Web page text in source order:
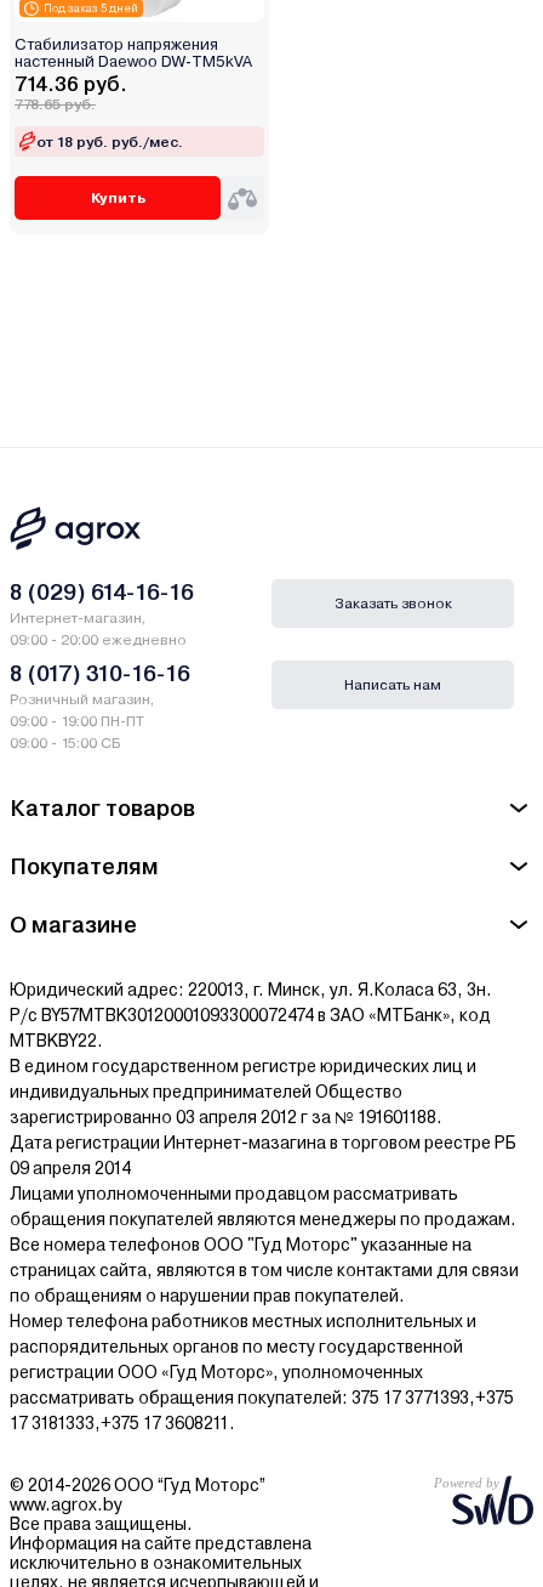
Под заказ 5 дней
Стабилизатор напряжения
настенный Daewoo DW-TM5kVA
714.36 руб.
778.65 руб.
от 18 руб. руб./мес.
Купить
Каталог товаров
Покупателям
О магазине
Юридический адрес: 220013, г. Минск, ул. Я.Коласа 63, 3н.
Р/с BY57MTBK30120001093300072474 в ЗАО «МТБанк», код
MTBKBY22.
В едином государственном регистре юридических лиц и
индивидуальных предпринимателей Общество
зарегистрированно 03 апреля 2012 г за № 191601188.
Дата регистрации Интернет-мазагина в торговом реестре РБ
09 апреля 2014
Лицами уполномоченными продавцом рассматривать
обращения покупателей являются менеджеры по продажам.
Все номера телефонов ООО "Гуд Моторс" указанные на
страницах сайта, являются в том числе контактами для связи
по обращениям о нарушении прав покупателей.
Номер телефона работников местных исполнительных и
распорядительных органов по месту государственной
регистрации ООО «Гуд Моторс», уполномоченных
рассматривать обращения покупателей: 375 17 3771393,+375
17 3181333,+375 17 3608211.
8 (029) 614-16-16
Интернет-магазин,
09:00 - 20:00 ежедневно
8 (017) 310-16-16
Розничный магазин,
09:00 - 19:00 ПН-ПТ
09:00 - 15:00 СБ
Заказать звонок
Написать нам
© 2014-2026 ООО “Гуд Моторс”
www.agrox.by
Все права защищены.
Информация на сайте представлена
исключительно в ознакомительных
целях, не является исчерпывающей и